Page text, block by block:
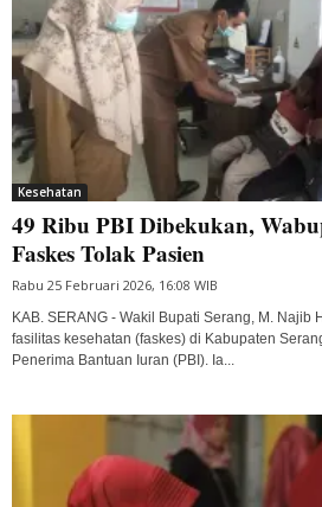
Kesehatan
49 Ribu PBI Dibekukan,
Faskes Tolak Pasien
Rabu 25 Februari 2026, 16:08 WIB
KAB. SERANG - Wakil Bupati Serang, M. Najib
fasilitas kesehatan (faskes) di Kabupaten
Penerima Bantuan Iuran (PBI). Ia...